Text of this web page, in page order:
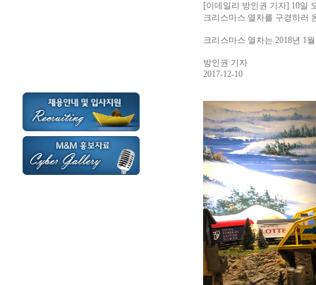
[이데일리 방인권 기자] 10일
크리스마스 열차를 구경하러
크리스마스 열차는 2018년 1
방인권 기자
2017-12-10